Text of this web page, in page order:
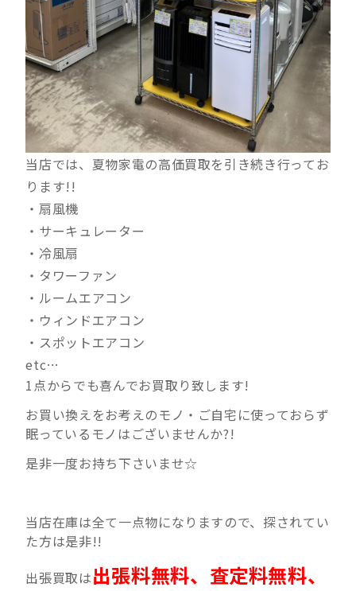
当店では、夏物家電の高価買取を引き続き行ってお
ります!!
・扇風機
・サーキュレーター
・冷風扇
・タワーファン
・ルームエアコン
・ウィンドエアコン
・スポットエアコン
etc…
1点からでも喜んでお買取り致します!
お買い換えをお考えのモノ・ご自宅に使っておらず
眠っているモノはございませんか?!
是非一度お持ち下さいませ☆
当店在庫は全て一点物になりますので、探されてい
た方は是非!!
出張買取は出張料無料、査定料無料、